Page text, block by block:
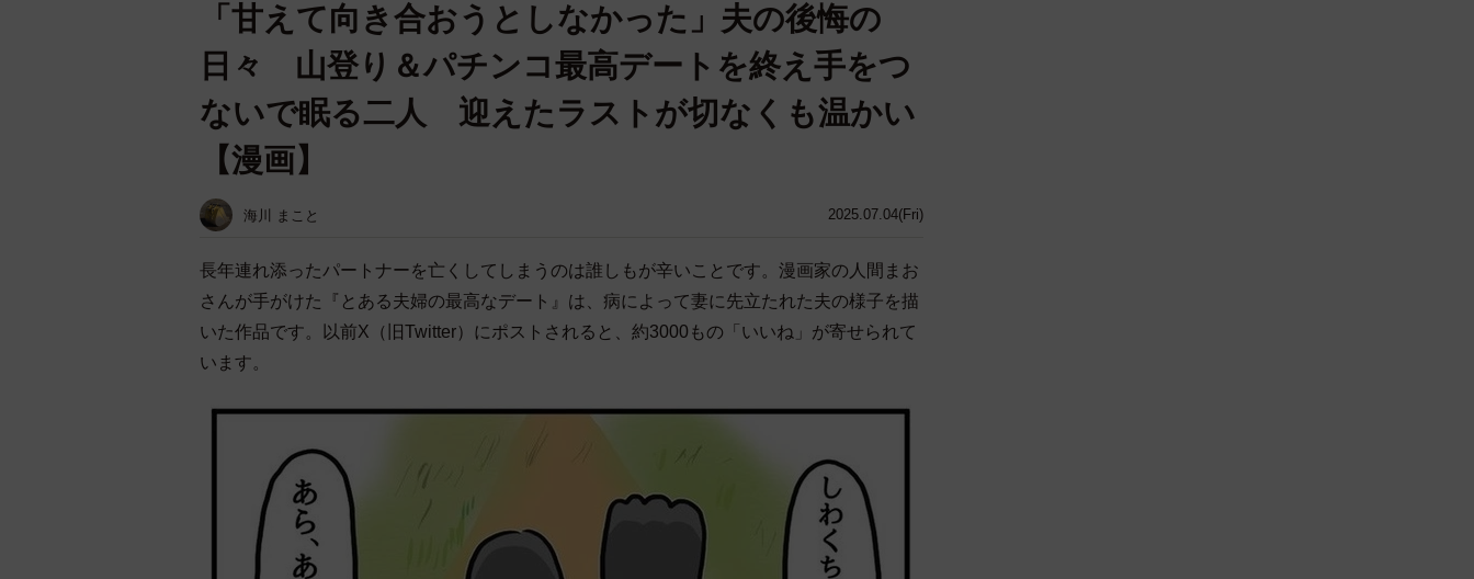
2025.07.04(Fri)
「甘えて向き合おうとしなかった」夫の後悔の
日々 山登り＆パチンコ最高デートを終え手をつ
ないで眠る二人 迎えたラストが切なくも温かい
【漫画】
海川 まこと
長年連れ添ったパートナーを亡くしてしまうのは誰しもが辛いことです。漫画家の人間まお
さんが手がけた『とある夫婦の最高なデート』は、病によって妻に先立たれた夫の様子を描
いた作品です。以前X（旧Twitter）にポストされると、約3000もの「いいね」が寄せられて
います。